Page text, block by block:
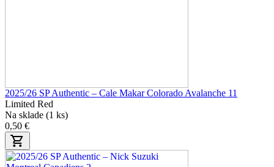
2025/26 SP Authentic – Cale Makar Colorado Avalanche 11
Limited Red
Na sklade (1 ks)
0,50 €